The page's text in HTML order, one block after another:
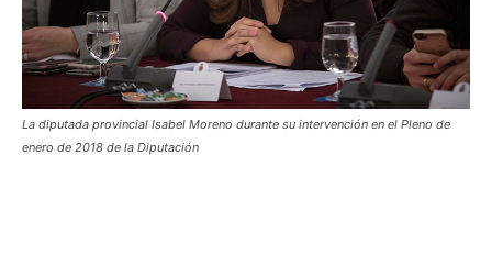
La diputada provincial Isabel Moreno durante su intervención en el Pleno de
enero de 2018 de la Diputación